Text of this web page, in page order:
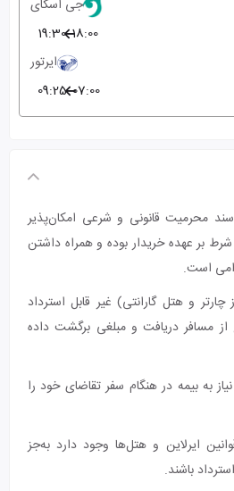
جی اسکای
18:00
19:30
ایرتور
07:00
09:25
محرمیت قانونی و شرعی امکان‌پذیر
بر عهده خریدار بوده و همراه داشتن
است.
چارتر و هتل گارانتی) غیر قابل استرداد
مسافر دریافت و مبلغی برگشت داده
به بیمه در هنگام سفر تقاضای خود را
ایرلاین و هتل‌ها وجود دارد به‌جز
باشند.